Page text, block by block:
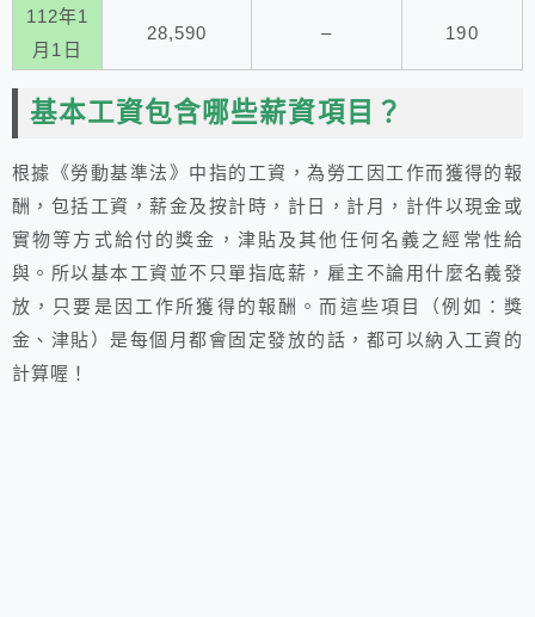
112年1
月1日
28,590 – 190
基本工資包含哪些薪資項目？
根據《勞動基準法》中指的工資，為勞工因工作而獲得的報
酬，包括工資，薪金及按計時，計日，計月，計件以現金或
實物等方式給付的獎金，津貼及其他任何名義之經常性給
與。所以基本工資並不只單指底薪，雇主不論用什麼名義發
放，只要是因工作所獲得的報酬。而這些項目（例如：獎
金、津貼）是每個月都會固定發放的話，都可以納入工資的
計算喔！